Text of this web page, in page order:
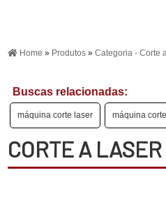
Home » Produtos»Categoria - Corte
Buscas relacionadas:
máquina corte laser máquina
CORTE A